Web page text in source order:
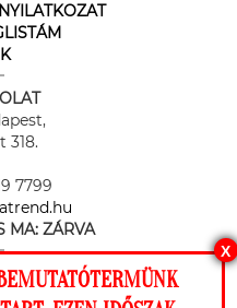
318.
7799
MA: ZÁRVA
X